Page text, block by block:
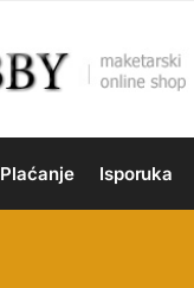
Plaćanje Isporuka